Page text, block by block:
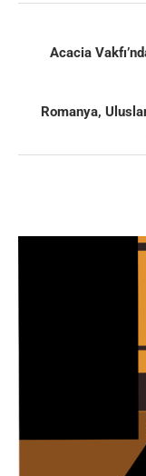
Acacia
Romanya,